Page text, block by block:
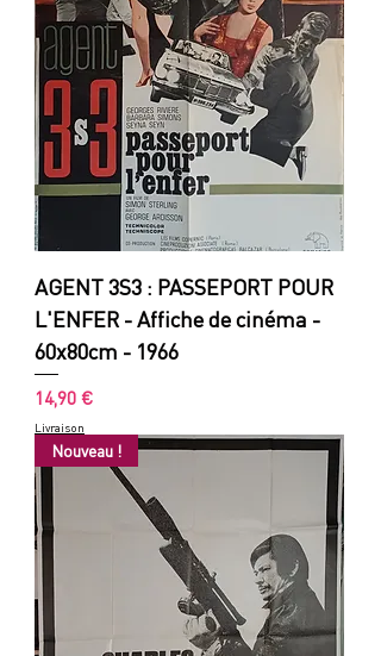
AGENT 3S3 : PASSEPORT POUR
L'ENFER - Affiche de cinéma -
60x80cm - 1966
Prix
14,90 €
Livraison
Nouveau !